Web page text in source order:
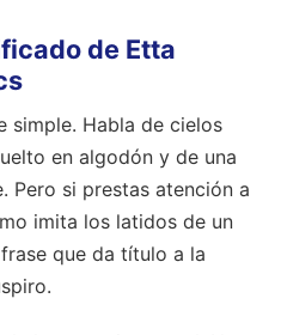
de Etta
simple. Habla de cielos
en algodón y de una
Pero si prestas atención a
imita los latidos de un
que da título a la